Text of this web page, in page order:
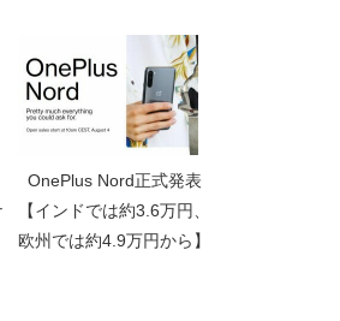
OnePlus Nord正式発表
【インドでは約3.6万円、
欧州では約4.9万円から】